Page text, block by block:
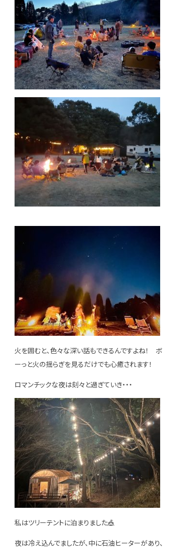
火を囲むと、色々な深い話もできるんですよね！ ボ
ーっと火の揺らぎを見るだけでも心癒されます！
ロマンチックな夜は刻々と過ぎていき・・・
私はツリーテントに泊まりました🎪
夜は冷え込んでましたが、中に石油ヒーターがあり、